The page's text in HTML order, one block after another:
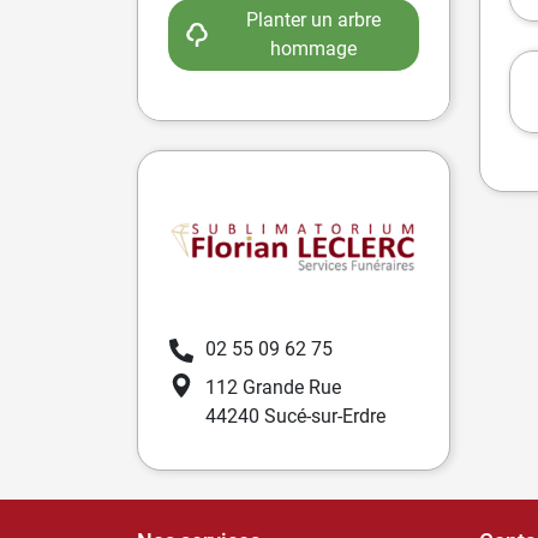
Planter un arbre
hommage
02 55 09 62 75
112 Grande Rue
44240 Sucé-sur-Erdre